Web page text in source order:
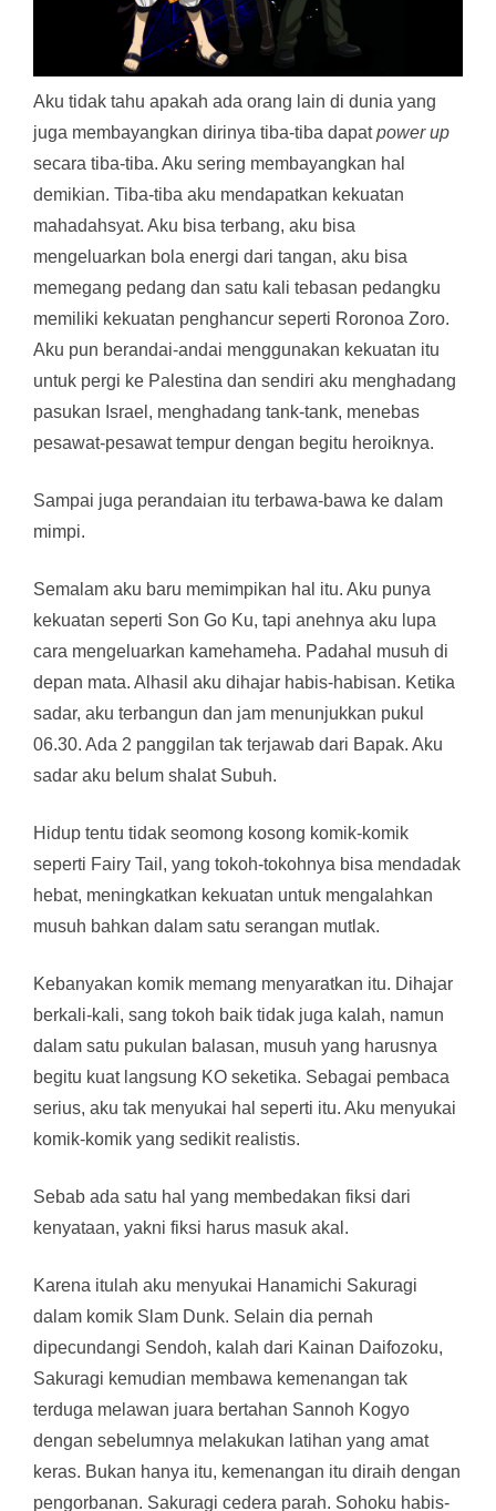
Aku tidak tahu apakah ada orang lain di dunia yang
juga membayangkan dirinya tiba-tiba dapatpower up
secara tiba-tiba. Aku sering membayangkan hal
demikian. Tiba-tiba aku mendapatkan kekuatan
mahadahsyat. Aku bisa terbang, aku bisa
mengeluarkan bola energi dari tangan, aku bisa
memegang pedang dan satu kali tebasan pedangku
memiliki kekuatan penghancur seperti Roronoa Zoro.
Aku pun berandai-andai menggunakan kekuatan itu
untuk pergi ke Palestina dan sendiri aku menghadang
pasukan Israel, menghadang tank-tank, menebas
pesawat-pesawat tempur dengan begitu heroiknya.
Sampai juga perandaian itu terbawa-bawa ke dalam
mimpi.
Semalam aku baru memimpikan hal itu. Aku punya
kekuatan seperti Son Go Ku, tapi anehnya aku lupa
cara mengeluarkan kamehameha. Padahal musuh di
depan mata. Alhasil aku dihajar habis-habisan. Ketika
sadar, aku terbangun dan jam menunjukkan pukul
06.30. Ada 2 panggilan tak terjawab dari Bapak. Aku
sadar aku belum shalat Subuh.
Hidup tentu tidak seomong kosong komik-komik
seperti Fairy Tail, yang tokoh-tokohnya bisa mendadak
hebat, meningkatkan kekuatan untuk mengalahkan
musuh bahkan dalam satu serangan mutlak.
Kebanyakan komik memang menyaratkan itu. Dihajar
berkali-kali, sang tokoh baik tidak juga kalah, namun
dalam satu pukulan balasan, musuh yang harusnya
begitu kuat langsung KO seketika. Sebagai pembaca
serius, aku tak menyukai hal seperti itu. Aku menyukai
komik-komik yang sedikit realistis.
Sebab ada satu hal yang membedakan fiksi dari
kenyataan, yakni fiksi harus masuk akal.
Karena itulah aku menyukai Hanamichi Sakuragi
dalam komik Slam Dunk. Selain dia pernah
dipecundangi Sendoh, kalah dari Kainan Daifozoku,
Sakuragi kemudian membawa kemenangan tak
terduga melawan juara bertahan Sannoh Kogyo
dengan sebelumnya melakukan latihan yang amat
keras. Bukan hanya itu, kemenangan itu diraih dengan
pengorbanan. Sakuragi cedera parah. Sohoku habis-